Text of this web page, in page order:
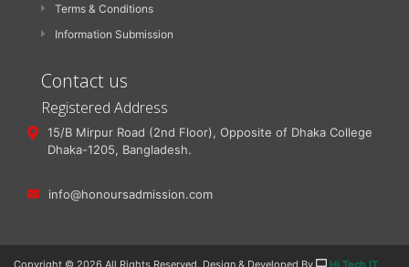
Terms & Conditions
Information Submission
Contact us
Registered Address
15/B Mirpur Road (2nd Floor), Opposite of Dhaka College
Dhaka-1205, Bangladesh.
info@honoursadmission.com
Copyright © 2026 All Rights Reserved. Design & Developed By Hi Tech IT